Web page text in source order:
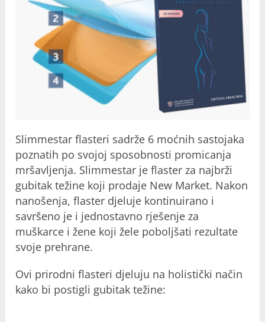
Slimmestar flasteri sadrže 6 moćnih sastojaka
poznatih po svojoj sposobnosti promicanja
mršavljenja. Slimmestar je flaster za najbrži
gubitak težine koji prodaje New Market. Nakon
nanošenja, flaster djeluje kontinuirano i
savršeno je i jednostavno rješenje za
muškarce i žene koji žele poboljšati rezultate
svoje prehrane.
Ovi prirodni flasteri djeluju na holistički način
kako bi postigli gubitak težine: